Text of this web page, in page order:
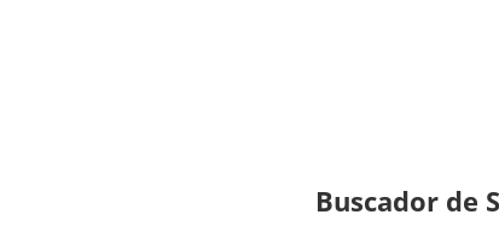
Buscador de